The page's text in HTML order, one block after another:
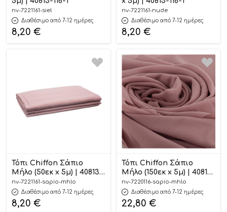
nv-7221161-siel
Διαθέσιμο από 7-12 ημέρες
8,20 €
nv-7221161-nude
Διαθέσιμο από 7-12 ημέρες
8,20 €
Τόπι Chiffon Σάπιο
Μήλο (50εκ x 5μ) | 40813-
116-1
nv-7221161-sapio-mhlo
Διαθέσιμο από 7-12 ημέρες
8,20 €
Τόπι Chiffon Σάπιο
Μήλο (150εκ x 5μ) | 40813-
116
nv-7220116-sapio-mhlo
Διαθέσιμο από 7-12 ημέρες
22,80 €